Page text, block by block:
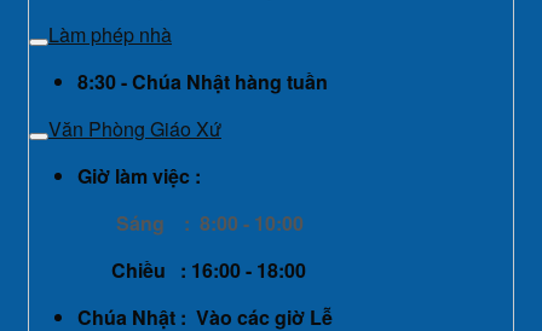
Làm phép nhà
8:30 - Chúa Nhật hàng tuần
Văn Phòng Giáo Xứ
Giờ làm việc :
Sáng : 8:00 - 10:00
Chiều : 16:00 - 18:00
Chúa Nhật : Vào các giờ Lễ